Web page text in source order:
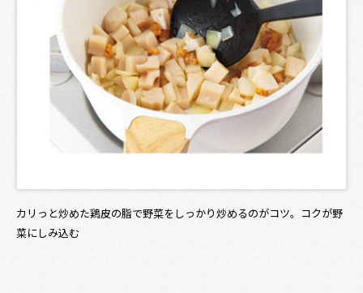
カリっと炒めた鶏皮の脂で野菜をしっかり炒めるのがコツ。コクが野
菜にしみ込む